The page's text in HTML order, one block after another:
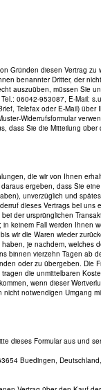
Gründen diesen Vertrag zu
benannter Dritter, der
auszuüben, müssen Sie
06042-953087, E-Mail:
Telefax oder E-Mail) über
Widerrufsformular
dass Sie die Mitteilung
die wir von Ihnen
ergeben, dass Sie
unverzüglich und
dieses Vertrags bei uns
der ursprünglichen
keinem Fall werden Ihnen
wir die Waren wieder
je nachdem, welches
binnen vierzehn Tagen ab
oder zu übergeben. Die
die unmittelbaren
wenn dieser
notwendigen Umgang
dieses Formular aus und
Buedingen,